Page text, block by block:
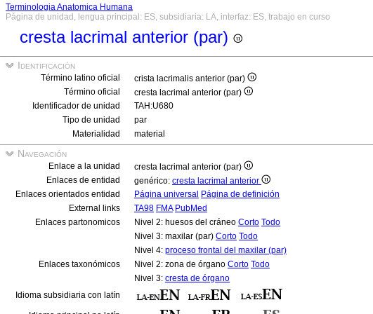
Terminologia Anatomica Humana
Página de unidad, lengua principal: ES, subsidiaria: LA, interfaz: ES, trabajo en curso
cresta lacrimal anterior (par)
Identificación
Término latino oficial
crista lacrimalis anterior (par)
Término oficial
cresta lacrimal anterior (par)
Identificador de unidad
TAH:U680
Tipo de unidad
par
Materialidad
material
Navegación
Enlace a la unidad
cresta lacrimal anterior (par)
Enlaces de entidad
genérico: cresta lacrimal anterior
Enlaces orientados entidad
Página universal Página de definición
External links
TA98 FMA PubMed
Enlaces partonomicos
Nivel 2: huesos del cráneo Corto Todo
Nivel 3: maxilar (par) Corto Todo
Nivel 4: proceso frontal del maxilar (par)
Enlaces taxonómicos
Nivel 2: zona de órgano Corto Todo
Nivel 3: cresta de órgano
Idioma subsidiaria con latín